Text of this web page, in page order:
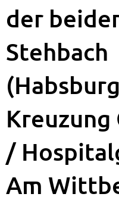
der
Stehbach
/
Am